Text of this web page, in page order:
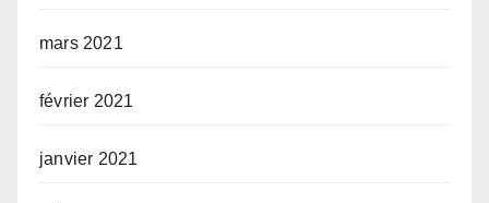
mars 2021
février 2021
janvier 2021